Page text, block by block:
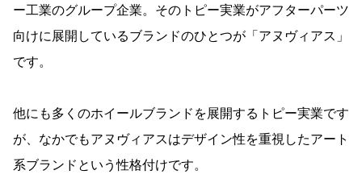
ー工業のグループ企業。そのトピー実業がアフターパーツ
向けに展開しているブランドのひとつが「アヌヴィアス」
です。
他にも多くのホイールブランドを展開するトピー実業です
が、なかでもアヌヴィアスはデザイン性を重視したアート
系ブランドという性格付けです。